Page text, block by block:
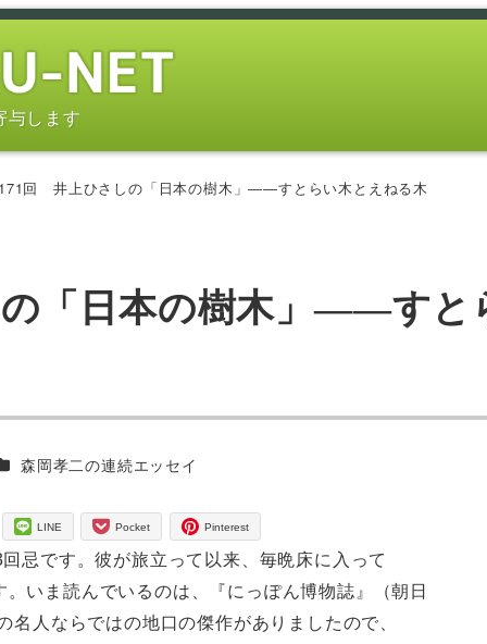
与します
回 井上ひさしの「日本の樹木」――すとらい木とえねる木
「日本の樹木」――すと
テゴリー
森岡孝二の連続エッセイ
LINE Pocket Pinterest
忌です。彼が旅立って以来、毎晩床に入って
いま読んでいるのは、『にっぽん博物誌』（朝日
人ならではの地口の傑作がありましたので、